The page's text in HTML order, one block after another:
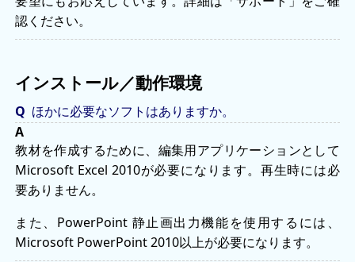
認ください。
インストール／動作環境
ほかに必要なソフトはありますか。
教材を作成するために、編集用アプリケーションとして
Microsoft Excel 2010が必要になります。再生時には必
要ありません。
また、PowerPoint 静止画出力機能を使用するには、
Microsoft PowerPoint 2010以上が必要になります。